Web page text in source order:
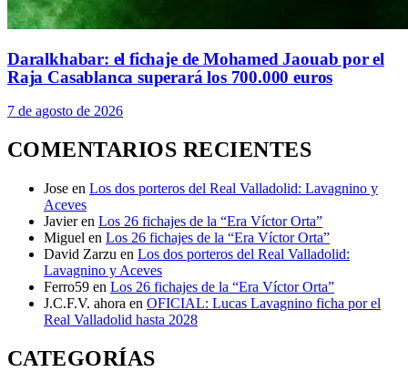
Daralkhabar: el fichaje de Mohamed Jaouab por el
Raja Casablanca superará los 700.000 euros
7 de agosto de 2026
COMENTARIOS RECIENTES
Jose en Los dos porteros del Real Valladolid: Lavagnino y
Aceves
Javier en Los 26 fichajes de la “Era Víctor Orta”
Miguel en Los 26 fichajes de la “Era Víctor Orta”
David Zarzu en Los dos porteros del Real Valladolid:
Lavagnino y Aceves
Ferro59 en Los 26 fichajes de la “Era Víctor Orta”
J.C.F.V. ahora en OFICIAL: Lucas Lavagnino ficha por el
Real Valladolid hasta 2028
CATEGORÍAS